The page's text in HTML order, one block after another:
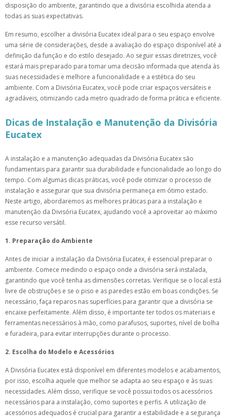
disposição do ambiente, garantindo que a divisória escolhida atenda a
todas as suas expectativas.
Em resumo, escolher a divisória Eucatex ideal para o seu espaço envolve
uma série de considerações, desde a avaliação do espaço disponível até a
definição da função e do estilo desejado. Ao seguir essas diretrizes, você
estará mais preparado para tomar uma decisão informada que atenda às
suas necessidades e melhore a funcionalidade e a estética do seu
ambiente. Com a Divisória Eucatex, você pode criar espaços versáteis e
agradáveis, otimizando cada metro quadrado de forma prática e eficiente.
Dicas de Instalação e Manutenção da Divisória
Eucatex
A instalação e a manutenção adequadas da Divisória Eucatex são
fundamentais para garantir sua durabilidade e funcionalidade ao longo do
tempo. Com algumas dicas práticas, você pode otimizar o processo de
instalação e assegurar que sua divisória permaneça em ótimo estado.
Neste artigo, abordaremos as melhores práticas para a instalação e
manutenção da Divisória Eucatex, ajudando você a aproveitar ao máximo
esse recurso versátil.
1. Preparação do Ambiente
Antes de iniciar a instalação da Divisória Eucatex, é essencial preparar o
ambiente. Comece medindo o espaço onde a divisória será instalada,
garantindo que você tenha as dimensões corretas. Verifique se o local está
livre de obstruções e se o piso e as paredes estão em boas condições. Se
necessário, faça reparos nas superfícies para garantir que a divisória se
encaixe perfeitamente. Além disso, é importante ter todos os materiais e
ferramentas necessários à mão, como parafusos, suportes, nível de bolha
e furadeira, para evitar interrupções durante o processo.
2. Escolha do Modelo e Acessórios
A Divisória Eucatex está disponível em diferentes modelos e acabamentos,
por isso, escolha aquele que melhor se adapta ao seu espaço e às suas
necessidades. Além disso, verifique se você possui todos os acessórios
necessários para a instalação, como suportes e perfis. A utilização de
acessórios adequados é crucial para garantir a estabilidade e a segurança